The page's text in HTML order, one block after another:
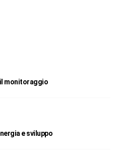
monitoraggio
e sviluppo